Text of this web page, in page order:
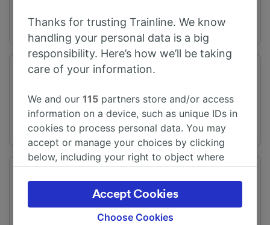
出发站
Thanks for trusting Trainline. We know
handling your personal data is a big
responsibility. Here’s how we’ll be taking
care of your information.
We and our115 partners store and/or access
information on a device, such as unique IDs in
cookies to process personal data. You may
accept or manage your choices by clicking
below, including your right to object where
the privacy policy page. These choices will be
signaled to our partners and will not affect
browsing data. Your data will not be used for
Choose Cookies
Accept Cookies